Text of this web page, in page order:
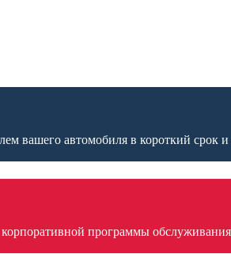
вашего автомобиля в короткий срок и
программы обслуживания